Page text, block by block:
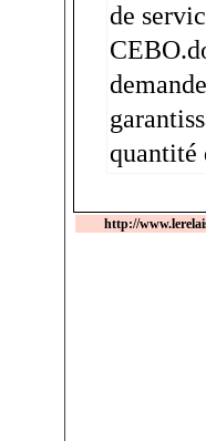
de
quantité
http://